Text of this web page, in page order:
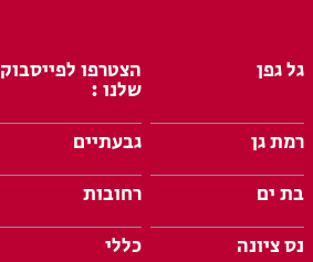
גל גפן הצטרפו לפייסבוק
שלנו :
רמת גן
גבעתיים
בת ים
רחובות
נס ציונה
כללי